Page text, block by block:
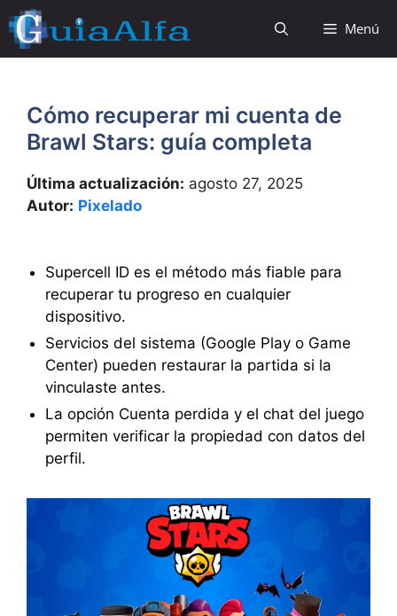
Saltar
al
contenido
Menú
Cómo recuperar mi cuenta de
Brawl Stars: guía completa
Última actualización: agosto 27, 2025
Autor: Pixelado
Supercell ID es el método más fiable para
recuperar tu progreso en cualquier
dispositivo.
Servicios del sistema (Google Play o Game
Center) pueden restaurar la partida si la
vinculaste antes.
La opción Cuenta perdida y el chat del juego
permiten verificar la propiedad con datos del
perfil.